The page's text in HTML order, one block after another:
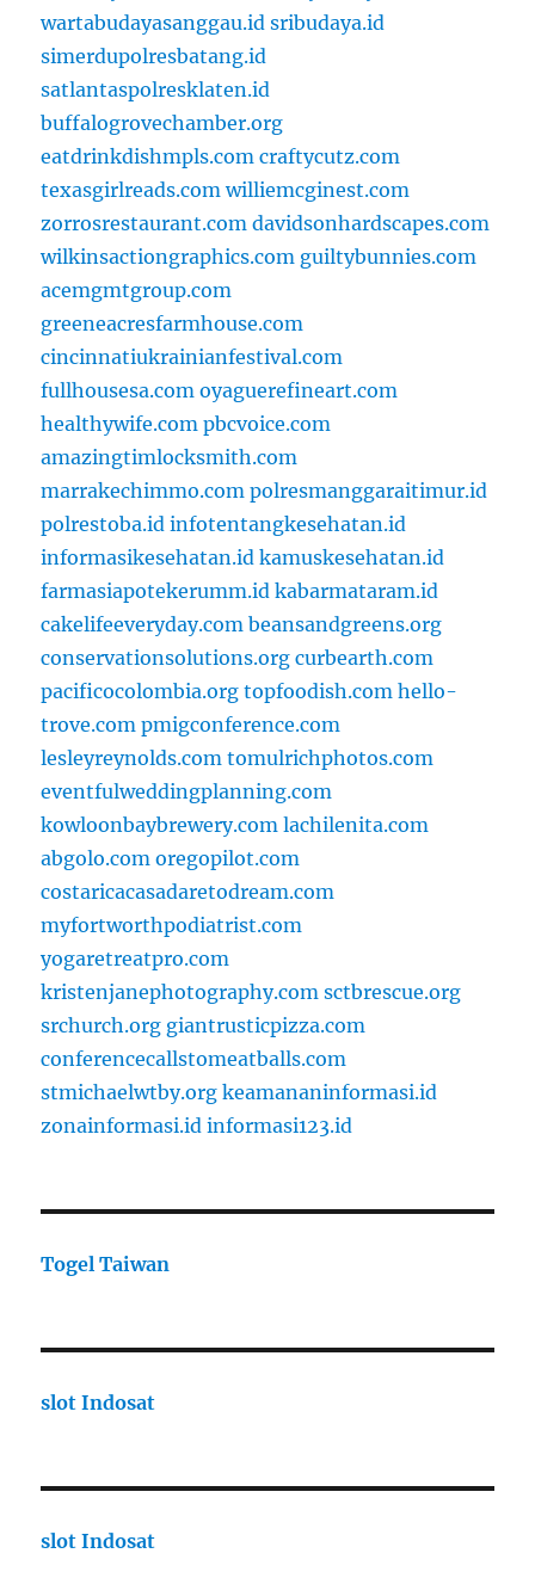
wartabudayasanggau.id sribudaya.id
simerdupolresbatang.id
satlantaspolresklaten.id
buffalogrovechamber.org
eatdrinkdishmpls.com craftycutz.com
texasgirlreads.com williemcginest.com
zorrosrestaurant.com davidsonhardscapes.com
wilkinsactiongraphics.com guiltybunnies.com
acemgmtgroup.com
greeneacresfarmhouse.com
cincinnatiukrainianfestival.com
fullhousesa.com oyaguerefineart.com
healthywife.com pbcvoice.com
amazingtimlocksmith.com
marrakechimmo.com polresmanggaraitimur.id
polrestoba.id infotentangkesehatan.id
informasikesehatan.id kamuskesehatan.id
farmasiapotekerumm.id kabarmataram.id
cakelifeeveryday.com beansandgreens.org
conservationsolutions.org curbearth.com
pacificocolombia.org topfoodish.com hello-
trove.com pmigconference.com
lesleyreynolds.com tomulrichphotos.com
eventfulweddingplanning.com
kowloonbaybrewery.com lachilenita.com
abgolo.com oregopilot.com
costaricacasadaretodream.com
myfortworthpodiatrist.com
yogaretreatpro.com
kristenjanephotography.com sctbrescue.org
srchurch.org giantrusticpizza.com
conferencecallstomeatballs.com
stmichaelwtby.org keamananinformasi.id
zonainformasi.id informasi123.id
Togel Taiwan
slot Indosat
slot Indosat